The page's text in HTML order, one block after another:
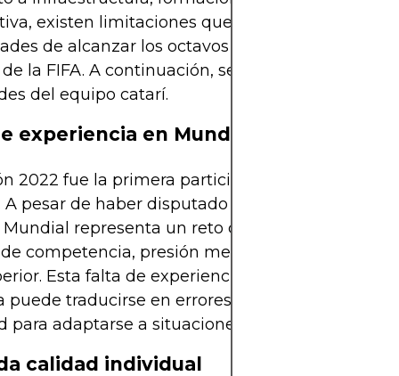
existen limitaciones que obstaculizan
de alcanzar los octavos de final en una Copa
la FIFA. A continuación, se describen las
del equipo catarí.
experiencia en Mundiales
2022 fue la primera participación de Catar en
A pesar de haber disputado torneos
Mundial representa un reto completamente
competencia, presión mediática y exigencia
Esta falta de experiencia de los jugadores
puede traducirse en errores decisivos,
para adaptarse a situaciones de alto estrés.
calidad individual